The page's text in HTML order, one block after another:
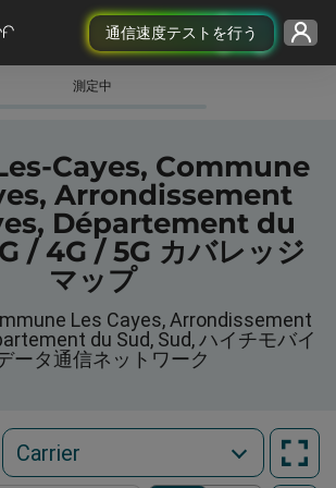
通信速度テストを行う
測定中
Cayes, Commune
Arrondissement
Département du
/ 4G / 5G カバレッジ
マップ
Les Cayes, Arrondissement
du Sud, Sud, ハイチモバイ
ータ通信ネットワーク